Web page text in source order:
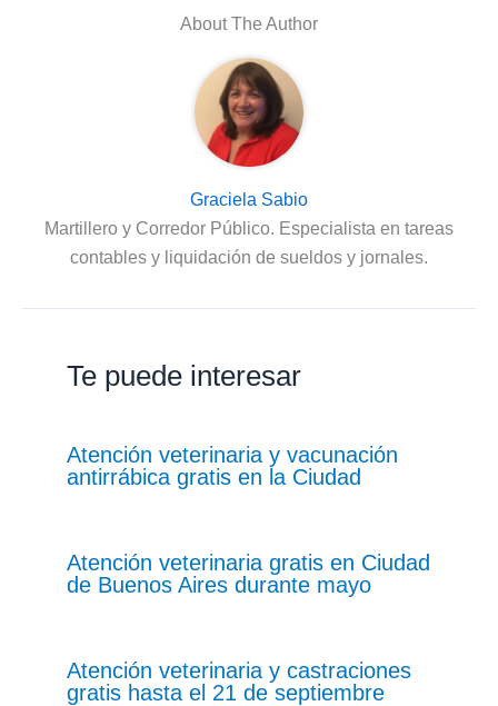
About The Author
Graciela Sabio
Martillero y Corredor Público. Especialista en tareas
contables y liquidación de sueldos y jornales.
Te puede interesar
Atención veterinaria y vacunación
antirrábica gratis en la Ciudad
Atención veterinaria gratis en Ciudad
de Buenos Aires durante mayo
Atención veterinaria y castraciones
gratis hasta el 21 de septiembre